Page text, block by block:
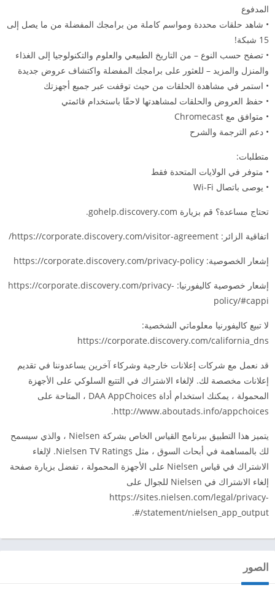
المدفوع
• شاهد حلقات محددة ومواسم كاملة من برامجك المفضلة من ما يصل إلى
15 شبكة!
• تصفح حسب النوع – من التاريخ الطبيعي والعلوم والتكنولوجيا إلى الغذاء
والمنزل والمزيد – للعثور على برامجك المفضلة واكتشاف عروض جديدة
• استمر في مشاهدة الحلقات من حيث توقفت عبر جميع أجهزتك
• حفظ العروض والحلقات لمشاهدتها لاحقًا باستخدام قائمتي
• متوافق مع Chromecast
• دعم الترجمة والشرح
متطلبات:
• متوفر في الولايات المتحدة فقط
• يوصى باتصال Wi-Fi
تحتاج مساعدة؟ قم بزيارة gohelp.discovery.com.
اتفاقية الزائر: https://corporate.discovery.com/visitor-agreement/
إشعار الخصوصية: https://corporate.discovery.com/privacy-policy
إشعار خصوصية كاليفورنيا: https://corporate.discovery.com/privacy-
policy/#cappi
لا تبيع كاليفورنيا معلوماتي الشخصية:
https://corporate.discovery.com/california_dns
قد نعمل مع شركات إعلانات خارجية وشركاء آخرين يساعدوننا في تقديم
إعلانات مخصصة لك. لإلغاء الاشتراك في التتبع السلوكي على الأجهزة
المحمولة ، يمكنك استخدام أداة DAA AppChoices ، المتاحة على
http://www.aboutads.info/appchoices.
يتميز هذا التطبيق ببرنامج القياس الخاص بشركة Nielsen ، والذي سيسمح
لك بالمساهمة في أبحاث السوق ، مثل Nielsen TV Ratings. لإلغاء
الاشتراك في قياس Nielsen على الأجهزة المحمولة ، تفضل بزيارة صفحة
إلغاء الاشتراك في Nielsen للجوال على
https://sites.nielsen.com/legal/privacy-
statement/nielsen_app_output/#.
الصور